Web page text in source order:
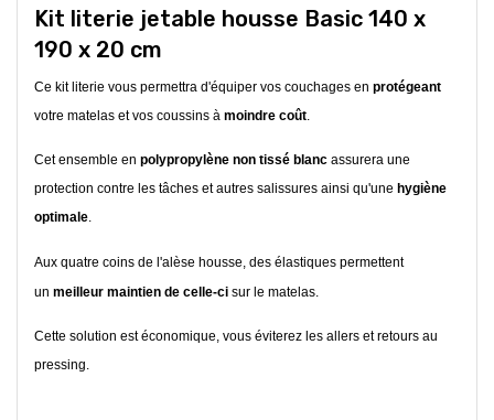
Kit literie jetable housse Basic 140 x
190 x 20 cm
Ce kit literie vous permettra d'équiper vos couchages en protégeant
votre matelas et vos coussins à moindre coût.
Cet ensemble en polypropylène non tissé blanc assurera une
protection contre les tâches et autres salissures ainsi qu'une hygiène
optimale.
Aux quatre coins de l'alèse housse, des élastiques permettent
un meilleur maintien de celle-ci sur le matelas.
Cette solution est économique, vous éviterez les allers et retours au
pressing.